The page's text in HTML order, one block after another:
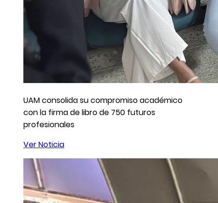
UAM consolida su compromiso académico
con la firma de libro de 750 futuros
profesionales
Ver Noticia